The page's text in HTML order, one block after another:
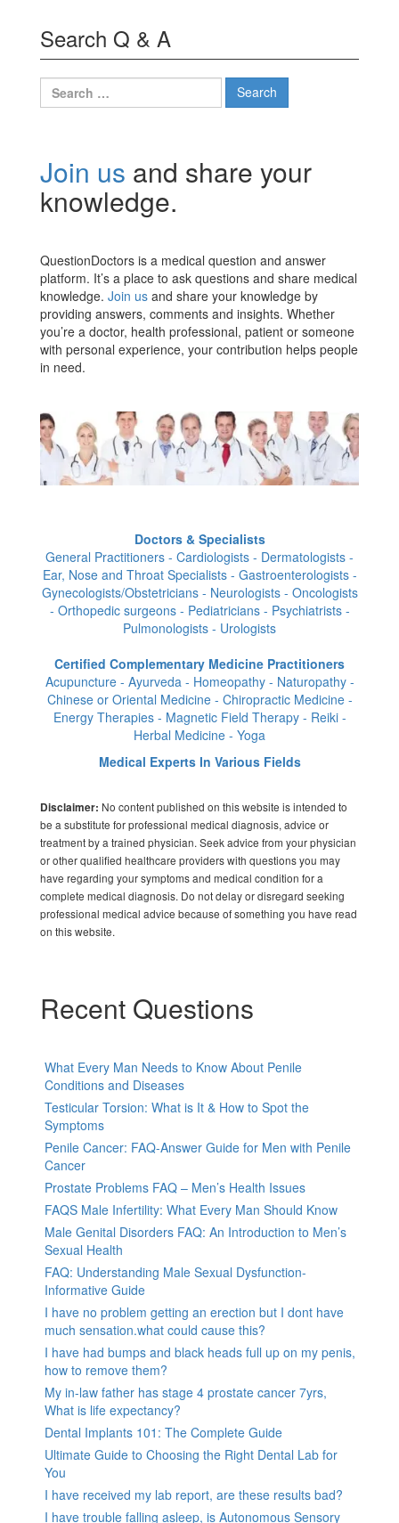
Search Q & A
Search
for:
Join us and share your
knowledge.
QuestionDoctors is a medical question and answer
platform. It’s a place to ask questions and share medical
knowledge. Join us and share your knowledge by
providing answers, comments and insights. Whether
you’re a doctor, health professional, patient or someone
with personal experience, your contribution helps people
in need.
Doctors & Specialists
General Practitioners - Cardiologists - Dermatologists -
Ear, Nose and Throat Specialists - Gastroenterologists -
Gynecologists/Obstetricians - Neurologists - Oncologists
- Orthopedic surgeons - Pediatricians - Psychiatrists -
Pulmonologists - Urologists
Certified Complementary Medicine Practitioners
Acupuncture - Ayurveda - Homeopathy - Naturopathy -
Chinese or Oriental Medicine - Chiropractic Medicine -
Energy Therapies - Magnetic Field Therapy - Reiki -
Herbal Medicine - Yoga
Medical Experts In Various Fields
Disclaimer: No content published on this website is intended to
be a substitute for professional medical diagnosis, advice or
treatment by a trained physician. Seek advice from your physician
or other qualified healthcare providers with questions you may
have regarding your symptoms and medical condition for a
complete medical diagnosis. Do not delay or disregard seeking
professional medical advice because of something you have read
on this website.
Recent Questions
What Every Man Needs to Know About Penile
Conditions and Diseases
Testicular Torsion: What is It & How to Spot the
Symptoms
Penile Cancer: FAQ-Answer Guide for Men with Penile
Cancer
Prostate Problems FAQ – Men’s Health Issues
FAQS Male Infertility: What Every Man Should Know
Male Genital Disorders FAQ: An Introduction to Men’s
Sexual Health
FAQ: Understanding Male Sexual Dysfunction-
Informative Guide
I have no problem getting an erection but I dont have
much sensation.what could cause this?
I have had bumps and black heads full up on my penis,
how to remove them?
My in-law father has stage 4 prostate cancer 7yrs,
What is life expectancy?
Dental Implants 101: The Complete Guide
Ultimate Guide to Choosing the Right Dental Lab for
You
I have received my lab report, are these results bad?
I have trouble falling asleep, is Autonomous Sensory